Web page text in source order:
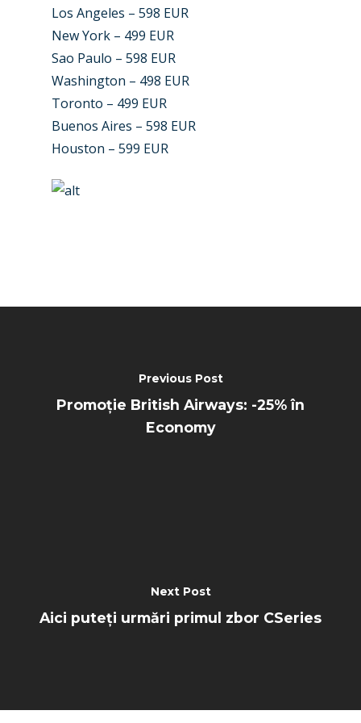
Los Angeles – 598 EUR
New York – 499 EUR
Sao Paulo – 598 EUR
Washington – 498 EUR
Toronto – 499 EUR
Buenos Aires – 598 EUR
Houston – 599 EUR
Previous Post
Promoție British Airways: -25% în
Economy
Next Post
Aici puteți urmări primul zbor CSeries